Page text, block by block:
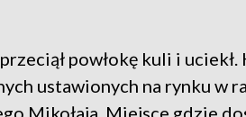
powłokę kuli i uciekł.
ustawionych na rynku w
Mikołaja. Miejsce gdzie